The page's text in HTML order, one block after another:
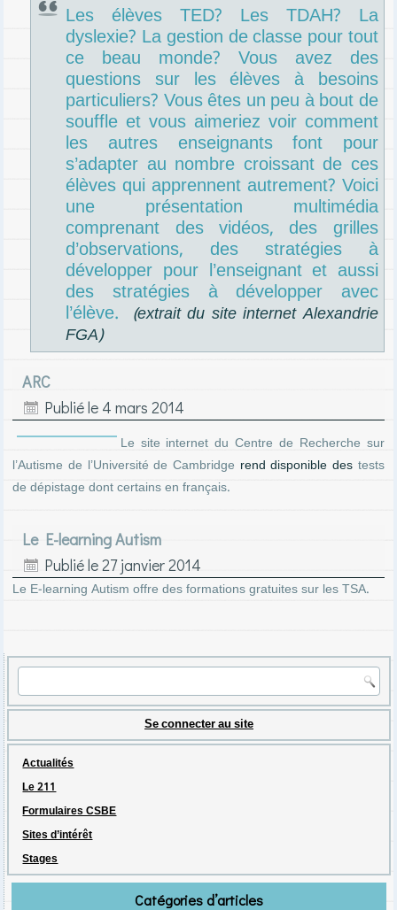
Les élèves TED? Les TDAH? La
dyslexie? La gestion de classe pour tout
ce beau monde? Vous avez des
questions sur les élèves à besoins
particuliers? Vous êtes un peu à bout de
souffle et vous aimeriez voir comment
les autres enseignants font pour
s’adapter au nombre croissant de ces
élèves qui apprennent autrement? Voici
une présentation multimédia
comprenant des vidéos, des grilles
d’observations, des stratégies à
développer pour l’enseignant et aussi
des stratégies à développer avec
l’élève. (extrait du site internet Alexandrie
FGA)
ARC
Publié le 4 mars 2014
Le site internet du Centre de Recherche sur
l’Autisme de l’Université de Cambridge rend disponible destests
de dépistage dont certains en français.
Le E-learning Autism
Publié le27 janvier 2014
Le E-learning Autism offre des formations gratuites sur les TSA.
Se connecter au site
Actualités
Le 211
Formulaires CSBE
Sites d’intérêt
Stages
Catégories d’articles